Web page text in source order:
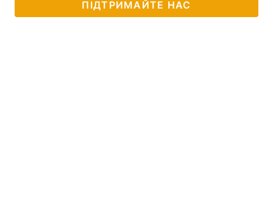
ПІДТРИМАЙТЕ НАС